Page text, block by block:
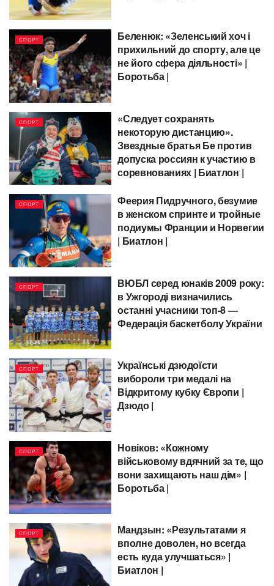
СПОРТ
Беленюк: «Зеленський хоч і
прихильний до спорту, але це
не його сфера діяльності» |
Боротьба |
СПОРТ
«Следует сохранять
некоторую дистанцию».
Звездные братья Бе против
допуска россиян к участию в
соревнованиях | Биатлон |
СПОРТ
Феерия Пидручного, безумие
в женском спринте и тройные
подиумы Франции и Норвегии
| Биатлон |
СПОРТ
ВЮБЛ серед юнаків 2009 року:
в Ужгороді визначились
останні учасники топ-8 —
Федерація баскетболу України
СПОРТ
Українські дзюдоїсти
вибороли три медалі на
Відкритому кубку Європи |
Дзюдо |
СПОРТ
Новіков: «Кожному
військовому вдячний за те, що
вони захищають наш дім» |
Боротьба |
СПОРТ
Мандзын: «Результатами я
вполне доволен, но всегда
есть куда улучшаться» |
Биатлон |